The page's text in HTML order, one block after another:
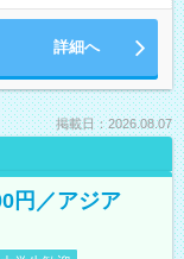
詳細へ
掲載日：2026.08.07
円／アジア